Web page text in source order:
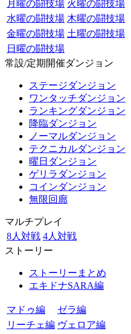
月曜の闘技場 火曜の闘技場
水曜の闘技場 木曜の闘技場
金曜の闘技場 土曜の闘技場
日曜の闘技場
常設/定期開催ダンジョン
ステージダンジョン
ワンタッチダンジョン
ランキングダンジョン
降臨ダンジョン
ノーマルダンジョン
テクニカルダンジョン
曜日ダンジョン
ゲリラダンジョン
コインダンジョン
無限回廊
マルチプレイ
8人対戦 4人対戦
ストーリー
ストーリーまとめ
エキドナSARA編
マドゥ編
ゼラ編
リーチェ編 ヴェロア編